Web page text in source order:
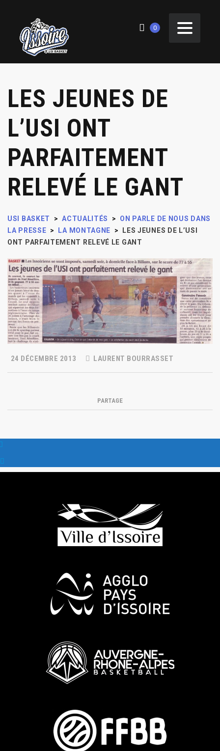
0
LES JEUNES DE
L’USI ONT
PARFAITEMENT
RELEVÉ LE GANT
USI BASKET > ACTUALITÉS >
ON PARLE DE NOUS DANS
LA PRESSE > LA MONTAGNE >
LES JEUNES DE L’USI
ONT PARFAITEMENT RELEVÉ LE GANT
24 DÉCEMBRE 2013 LAURENT BOURRASSET
PARTAGE